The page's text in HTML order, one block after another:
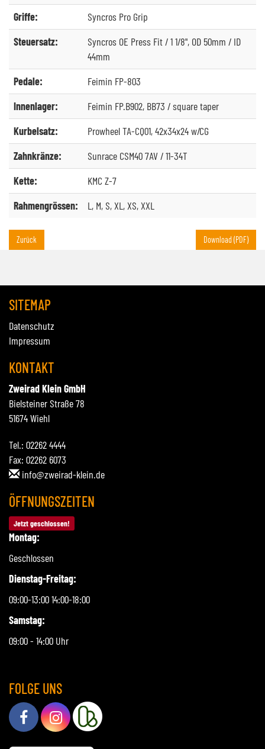
Griffe:
Syncros Pro Grip
Steuersatz:
Syncros OE Press Fit / 1 1/8", OD 50mm / ID
44mm
Pedale:
Feimin FP-803
Innenlager:
Feimin FP.B902, BB73 / square taper
Kurbelsatz:
Prowheel TA-CQ01, 42x34x24 w/CG
Zahnkränze:
Sunrace CSM40 7AV / 11-34T
Kette:
KMC Z-7
Rahmengrössen:
L, M, S, XL, XS, XXL
Zurück Download (PDF)
SITEMAP
Datenschutz
Impressum
KONTAKT
Zweirad Klein GmbH
Bielsteiner Straße 78
51674 Wiehl
Tel.: 02262 4444
Fax: 02262 6073
info@zweirad-klein.de
ÖFFNUNGSZEITEN
Jetzt geschlossen!
Montag:
Geschlossen
Dienstag-Freitag:
09:00-13:00 14:00-18:00
Samstag:
09:00 - 14:00 Uhr
FOLGE UNS